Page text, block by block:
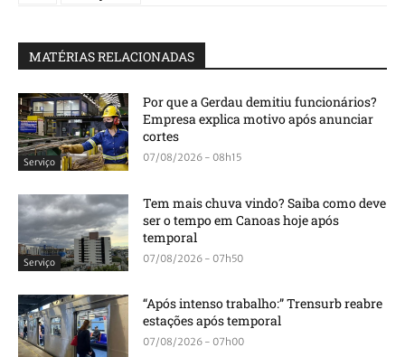
MATÉRIAS RELACIONADAS
Serviço
Por que a Gerdau demitiu funcionários?
Empresa explica motivo após anunciar
cortes
07/08/2026 - 08h15
Serviço
Tem mais chuva vindo? Saiba como deve
ser o tempo em Canoas hoje após
temporal
07/08/2026 - 07h50
“Após intenso trabalho:” Trensurb reabre
estações após temporal
07/08/2026 - 07h00